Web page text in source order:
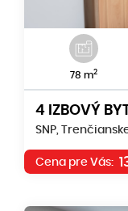
78 m2
4 IZBOVÝ
SNP,
Cena pre Vás: